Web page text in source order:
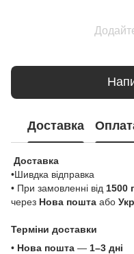
Доставка
Доставка
•Шивдка відправка
• При замовленні від 1500
через Нова пошта або
Терміни доставки
• Нова пошта — 1–3 дні